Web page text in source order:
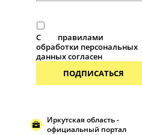
С
правилами
обработки персональных
данных согласен
ПОДПИСАТЬСЯ
Иркутская область -
официальный портал